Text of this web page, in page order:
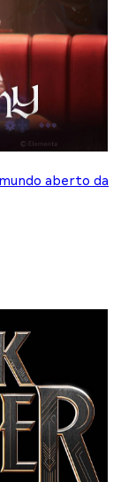
aberto da